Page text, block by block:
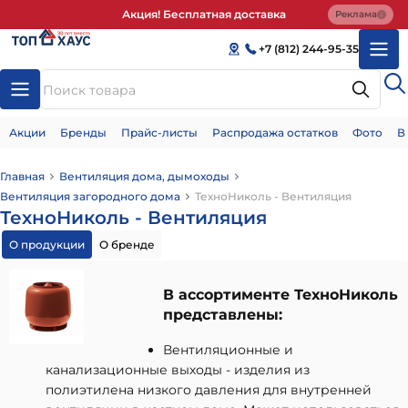
Акция! Бесплатная доставка Реклама
+7 (812) 244-95-35
Акции Бренды Прайс-листы Распродажа остатков Фото
Главная
Вентиляция дома, дымоходы
Вентиляция загородного дома
ТехноНиколь - Вентиляция
ТехноНиколь - Вентиляция
О продукции О бренде
В ассортименте ТехноНиколь
представлены:
Вентиляционные и
канализационные выходы - изделия из
полиэтилена низкого давления для внутренней